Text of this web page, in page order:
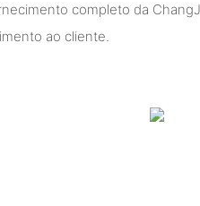
completo da
ao cliente.